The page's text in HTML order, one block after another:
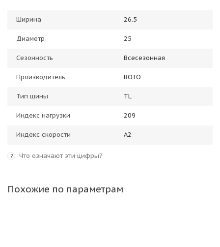
Ширина 26.5
Диаметр 25
Сезонность Всесезонная
Производитель BOTO
Тип шины TL
Индекс нагрузки 209
Индекс скорости A2
? Что означают эти цифры?
Похожие по параметрам